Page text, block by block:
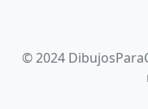
© 2024